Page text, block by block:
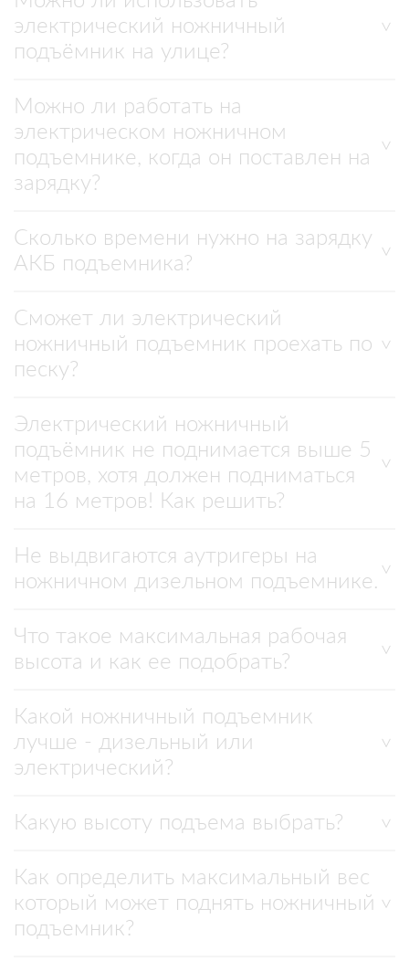
электрический ножничный
подъёмник на улице?
Можно ли работать на
электрическом ножничном
подъемнике, когда он поставлен на
зарядку?
Сколько времени нужно на зарядку
АКБ подъемника?
Сможет ли электрический
ножничный подъемник проехать по
песку?
Электрический ножничный
подъёмник не поднимается выше 5
метров, хотя должен подниматься
на 16 метров! Как решить?
Не выдвигаются аутригеры на
ножничном дизельном подъемнике.
Что такое максимальная рабочая
высота и как ее подобрать?
Какой ножничный подъемник
лучше - дизельный или
электрический?
Какую высоту подъема выбрать?
Как определить максимальный вес
который может поднять ножничный
подъемник?